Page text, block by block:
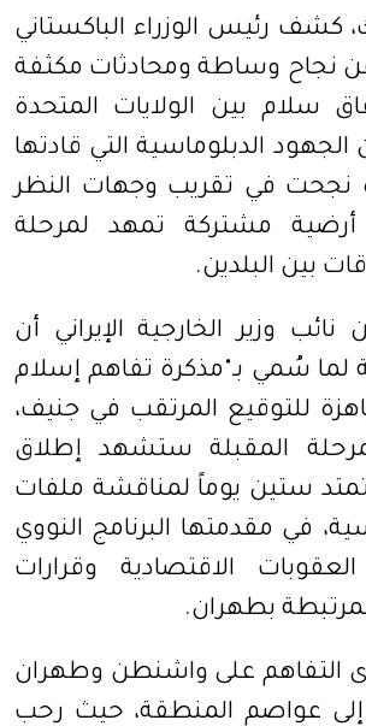
كشف رئيس الوزراء الباكستاني
نجاح وساطة ومحادثات مكثفة
سلام بين الولايات المتحدة
الجهود الدبلوماسية التي قادتها
نجحت في تقريب وجهات النظر
أرضية مشتركة تمهد لمرحلة
بين البلدين.
وزير الخارجية الإيراني أن
لما سُمي بـ"مذكرة تفاهم إسلام
للتوقيع المرتقب في جنيف،
المقبلة ستشهد إطلاق
ستين يوماً لمناقشة ملفات
في مقدمتها البرنامج النووي
العقوبات الاقتصادية وقرارات
بطهران.
التفاهم على واشنطن وطهران
عواصم المنطقة، حيث رحب